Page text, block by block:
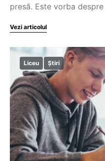
presă. Este vorba
Vezi articolul
Liceu Știri